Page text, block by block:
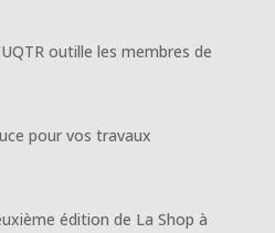
outille les membres de
pour vos travaux
édition de La Shop à